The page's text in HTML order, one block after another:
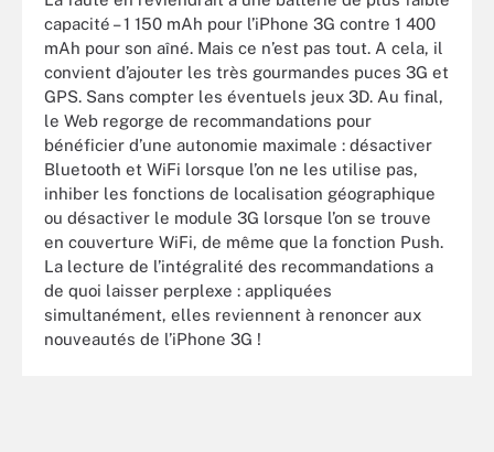
capacité – 1 150 mAh pour l’iPhone 3G contre 1 400
mAh pour son aîné. Mais ce n’est pas tout. A cela, il
convient d’ajouter les très gourmandes puces 3G et
GPS. Sans compter les éventuels jeux 3D. Au final,
le Web regorge de recommandations pour
bénéficier d’une autonomie maximale : désactiver
Bluetooth et WiFi lorsque l’on ne les utilise pas,
inhiber les fonctions de localisation géographique
ou désactiver le module 3G lorsque l’on se trouve
en couverture WiFi, de même que la fonction Push.
La lecture de l’intégralité des recommandations a
de quoi laisser perplexe : appliquées
simultanément, elles reviennent à renoncer aux
nouveautés de l’iPhone 3G !